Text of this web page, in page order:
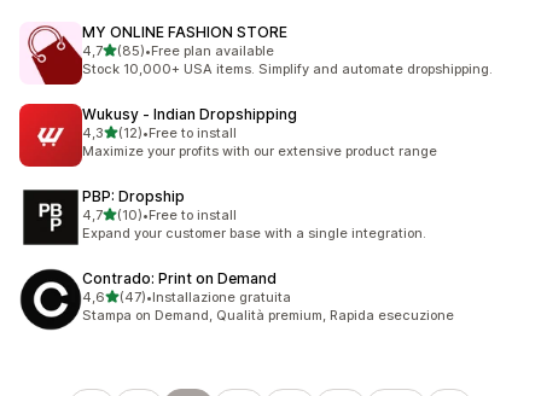
MY ONLINE FASHION STORE
4,7stelle su 5
(85)
85 recensioni totali
•Free plan available
Stock 10,000+ USA items. Simplify and automate dropshipping.
Wukusy ‑ Indian Dropshipping
4,3stelle su 5
(12)
12 recensioni totali
•Free to install
Maximize your profits with our extensive product range
PBP: Dropship
4,7stelle su 5
(10)
10 recensioni totali
•Free to install
Expand your customer base with a single integration.
Contrado: Print on Demand
4,6stelle su 5
(47)
47 recensioni totali
•Installazione gratuita
Stampa on Demand, Qualità premium, Rapida esecuzione